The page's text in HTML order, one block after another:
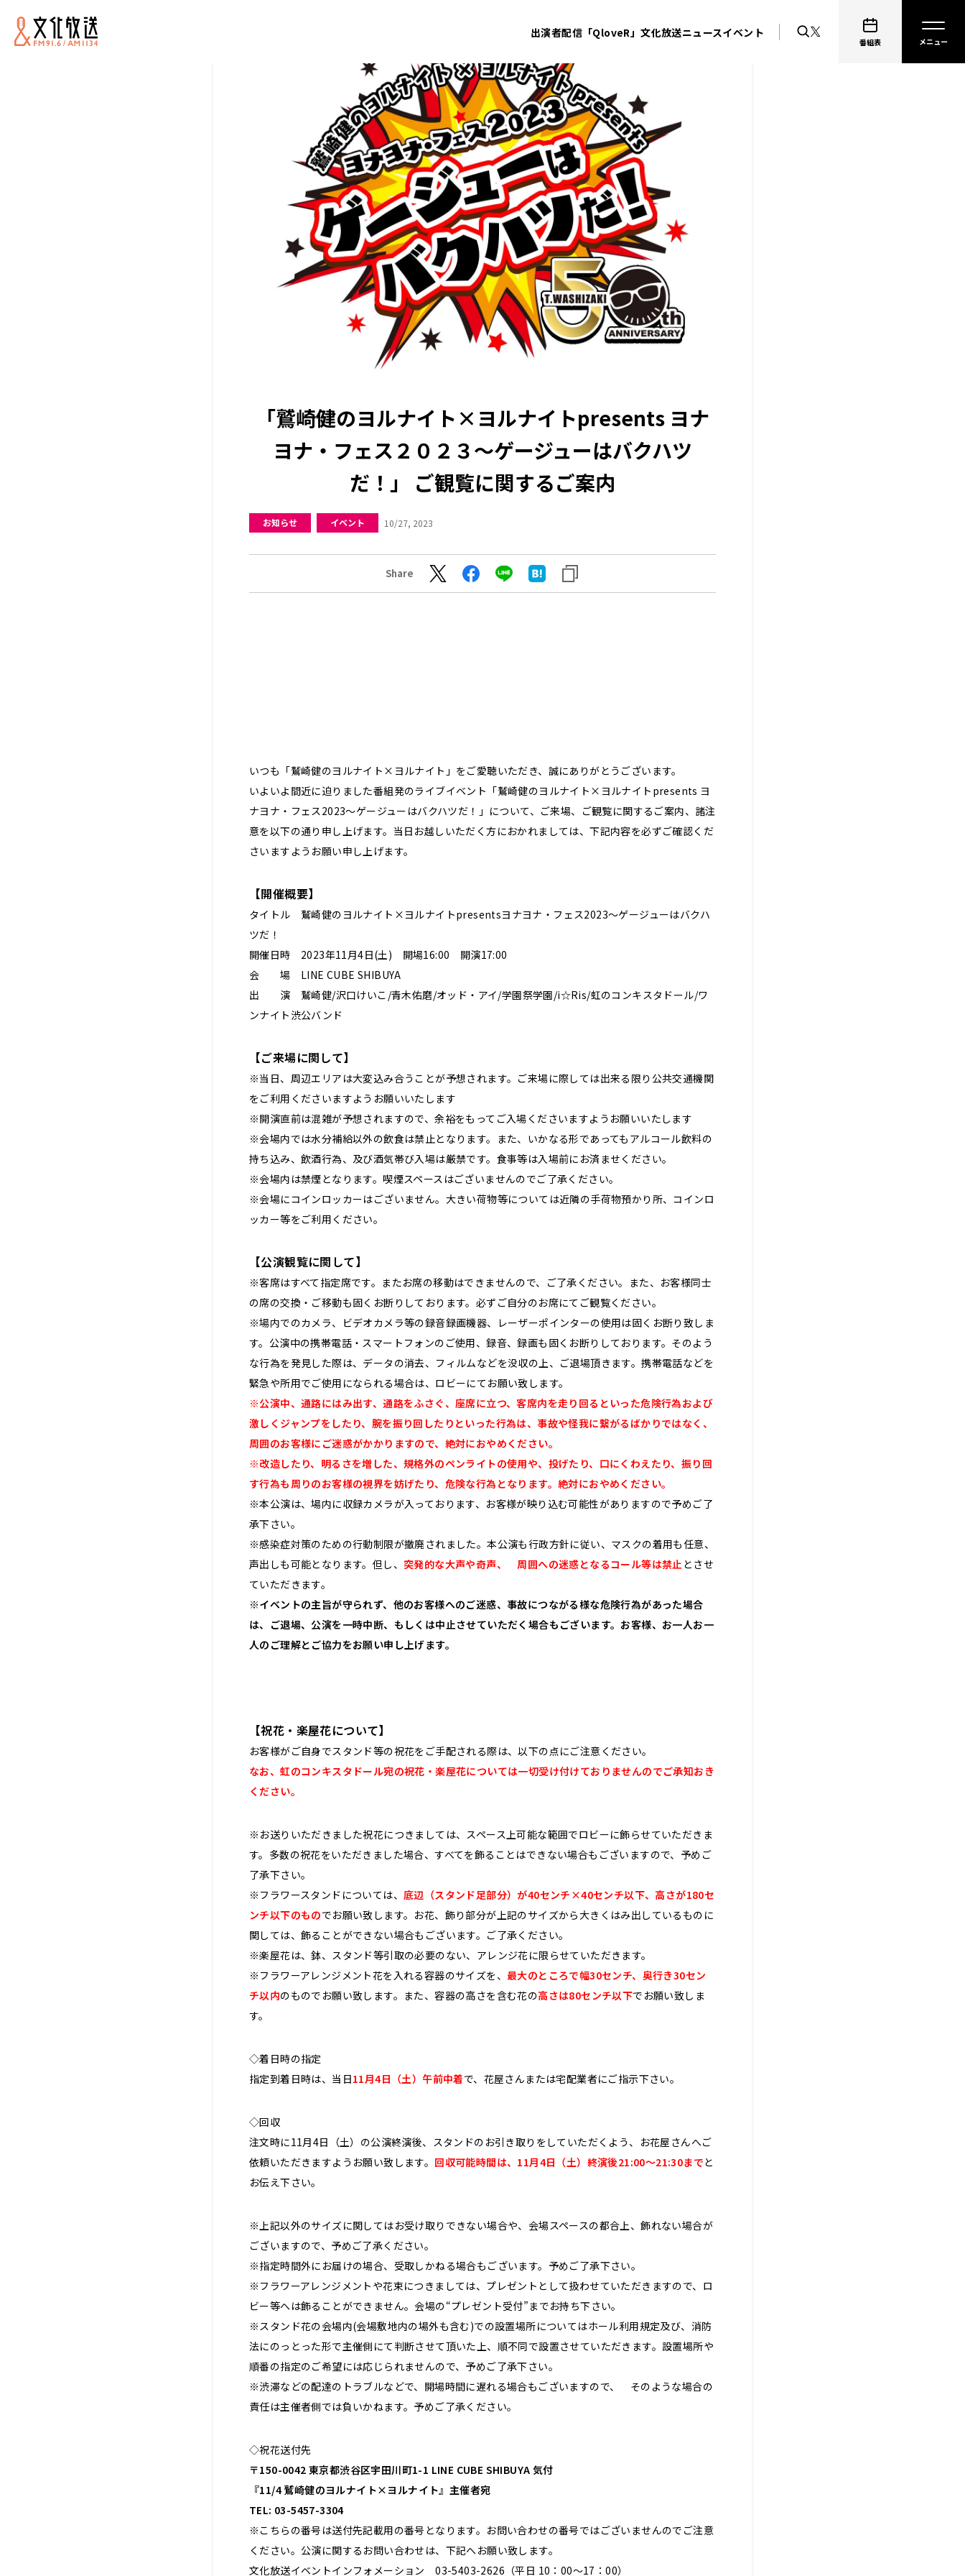
出演者配信「QloveR」文化放送ニュースイベント
番組表
「鷲崎健のヨルナイト×ヨルナイトpresents ヨナ
ヨナ・フェス２０２３～ゲージューはバクハツ
だ！」 ご観覧に関するご案内
お知らせ イベント 10/27, 2023
Share
いつも「鷲崎健のヨルナイト×ヨルナイト」をご愛聴いただき、誠にありがとうございます。
いよいよ間近に迫りました番組発のライブイベント「鷲崎健のヨルナイト×ヨルナイトpresents ヨ
ナヨナ・フェス2023～ゲージューはバクハツだ！」について、ご来場、ご観覧に関するご案内、諸注
意を以下の通り申し上げます。当日お越しいただく方におかれましては、下記内容を必ずご確認くだ
さいますようお願い申し上げます。
【開催概要】
タイトル 鷲崎健のヨルナイト×ヨルナイトpresentsヨナヨナ・フェス2023～ゲージューはバクハ
ツだ！
開催日時 2023年11月4日(土) 開場16:00 開演17:00
会 場 LINE CUBE SHIBUYA
出 演 鷲崎健/沢口けいこ/青木佑磨/オッド・アイ/学園祭学園/i☆Ris/虹のコンキスタドール/ワ
ンナイト渋公バンド
【ご来場に関して】
※当日、周辺エリアは大変込み合うことが予想されます。ご来場に際しては出来る限り公共交通機関
をご利用くださいますようお願いいたします
※開演直前は混雑が予想されますので、余裕をもってご入場くださいますようお願いいたします
※会場内では水分補給以外の飲食は禁止となります。また、いかなる形であってもアルコール飲料の
持ち込み、飲酒行為、及び酒気帯び入場は厳禁です。食事等は入場前にお済ませください。
※会場内は禁煙となります。喫煙スペースはございませんのでご了承ください。
※会場にコインロッカーはございません。大きい荷物等については近隣の手荷物預かり所、コインロ
ッカー等をご利用ください。
【公演観覧に関して】
※客席はすべて指定席です。またお席の移動はできませんので、ご了承ください。また、お客様同士
の席の交換・ご移動も固くお断りしております。必ずご自分のお席にてご観覧ください。
※場内でのカメラ、ビデオカメラ等の録音録画機器、レーザーポインターの使用は固くお断り致しま
す。公演中の携帯電話・スマートフォンのご使用、録音、録画も固くお断りしております。そのよう
な行為を発見した際は、データの消去、フィルムなどを没収の上、ご退場頂きます。携帯電話などを
緊急や所用でご使用になられる場合は、ロビーにてお願い致します。
※公演中、通路にはみ出す、通路をふさぐ、座席に立つ、客席内を走り回るといった危険行為および
激しくジャンプをしたり、腕を振り回したりといった行為は、事故や怪我に繋がるばかりではなく、
周囲のお客様にご迷惑がかかりますので、絶対におやめください。
※改造したり、明るさを増した、規格外のペンライトの使用や、投げたり、口にくわえたり、振り回
す行為も周りのお客様の視界を妨げたり、危険な行為となります。絶対におやめください。
※本公演は、場内に収録カメラが入っております、お客様が映り込む可能性がありますので予めご了
承下さい。
※感染症対策のための行動制限が撤廃されました。本公演も行政方針に従い、マスクの着用も任意、
声出しも可能となります。但し、 突発的な大声や奇声、 周囲への迷惑となるコール等は禁止 とさせ
ていただきます。
※イベントの主旨が守られず、他のお客様へのご迷惑、事故につながる様な危険行為があった場合
は、ご退場、公演を一時中断、もしくは中止させていただく場合もございます。お客様、お一人お一
人のご理解とご協力をお願い申し上げます。
【祝花・楽屋花について】
お客様がご自身でスタンド等の祝花をご手配される際は、以下の点にご注意ください。
なお、虹のコンキスタドール宛の祝花・楽屋花については一切受け付けておりませんのでご承知おき
ください。
※お送りいただきました祝花につきましては、スペース上可能な範囲でロビーに飾らせていただきま
す。多数の祝花をいただきました場合、すべてを飾ることはできない場合もございますので、予めご
了承下さい。
※フラワースタンドについては、 底辺（スタンド足部分）が40センチ×40センチ以下、高さが180セ
ンチ以下のものでお願い致します。お花、飾り部分が上記のサイズから大きくはみ出しているものに
関しては、飾ることができない場合もございます。ご了承ください。
※楽屋花は、鉢、スタンド等引取の必要のない、アレンジ花に限らせていただきます。
※フラワーアレンジメント花を入れる容器のサイズを、 最大のところで幅30センチ、奥行き30セン
チ以内のものでお願い致します。また、容器の高さを含む花の高さは80センチ以下でお願い致しま
す。
◇着日時の指定
指定到着日時は、当日11月4日（土）午前中着で、花屋さんまたは宅配業者にご指示下さい。
◇回収
注文時に11月4日（土）の公演終演後、スタンドのお引き取りをしていただくよう、お花屋さんへご
依頼いただきますようお願い致します。 回収可能時間は、11月4日（土）終演後21:00〜21:30までと
お伝え下さい。
※上記以外のサイズに関してはお受け取りできない場合や、会場スペースの都合上、飾れない場合が
ございますので、予めご了承ください。
※指定時間外にお届けの場合、受取しかねる場合もございます。予めご了承下さい。
※フラワーアレンジメントや花束につきましては、プレゼントとして扱わせていただきますので、ロ
ビー等へは飾ることができません。会場の“プレゼント受付”までお持ち下さい。
※スタンド花の会場内(会場敷地内の場外も含む)での設置場所についてはホール利用規定及び、消防
法にのっとった形で主催側にて判断させて頂いた上、順不同で設置させていただきます。設置場所や
順番の指定のご希望には応じられませんので、予めご了承下さい。
※渋滞などの配達のトラブルなどで、開場時間に遅れる場合もございますので、 そのような場合の
責任は主催者側では負いかねます。予めご了承ください。
◇祝花送付先
〒150-0042 東京都渋谷区宇田川町1-1 LINE CUBE SHIBUYA 気付
『11/4 鷲崎健のヨルナイト×ヨルナイト』主催者宛
TEL: 03-5457-3304
※こちらの番号は送付先記載用の番号となります。 お問い合わせの番号ではございませんのでご注意
ください。 公演に関するお問い合わせは、下記へお願い致します。
文化放送イベントインフォメーション 03-5403-2626（平日 10：00～17：00）